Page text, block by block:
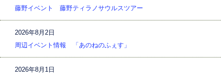
藤野イベント 藤野ティラノサウルスツアー
2026年8月2日
周辺イベント情報 「あのねのふぇす」
2026年8月1日